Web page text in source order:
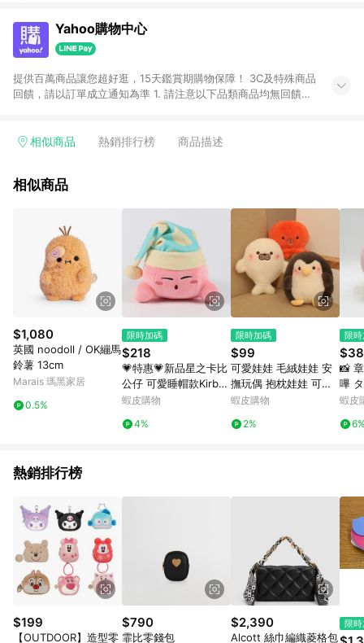
Yahoo購物中心
提供百萬商品讓您超好逛，15天鑑賞期購物保障！ 3C及特殊商品
回饋，請以訂單成立通知為準 1. 請注意以下品類商品均無回饋：
電玩/遊戲/相機/單眼/鏡頭/拍立得 [2024/6/1起適用] -內接硬
的購回饋活動享Yahoo超贈點回饋者 - 購物中心商店之商品：商
價券等虛擬貨幣折抵 4. 大宗採購或批發轉賣不具回饋資格： 如
有相關事證認定您為大宗採購、批發轉賣而非最終消費使用者，
相關認定以Yahoo購物中心之認定為準
相似商品 熱銷排行榜 商品描述
相似商品
$1,080
英國 noodoll / OK繃馬
鈴薯 13cm
Marais 瑪黑家居
0.5%
限時加碼
$218
💗特惠💗新品星之卡比
公仔 可愛睡帽款Kirby
毛絨玩具 公仔 女生節
蝦皮購物
4%
限時加碼
$99
可愛娃娃 毛絨娃娃 安
撫玩偶 抱枕娃娃 可愛
小物 桌伴娃娃 包包掛
禮物 聖誕節禮物 生日
蝦皮購物
2%
限
📸
嗶
魚噼
ZIA
蝦皮
熱銷排行榜
$199
【OUTDOOR】造型零
$790
霏比零錢包
$2,390
Alcott 絲巾編織菱格包
限